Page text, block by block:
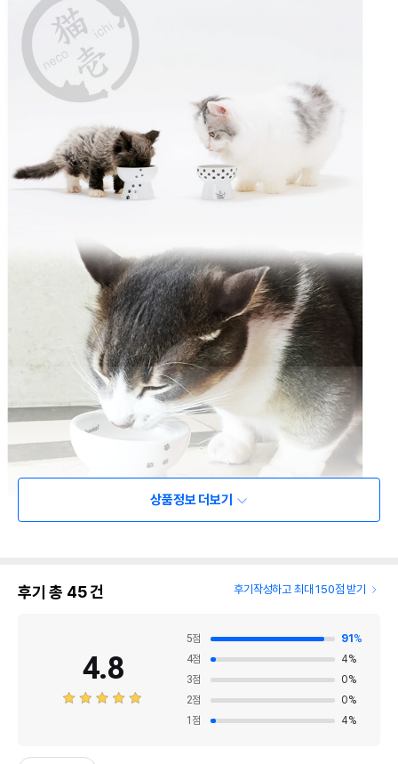
상품정보 더보기
후기 총 45건 후기작성하고 최대 150점 받기
4.8
5점 91 %
4점 4%
3점 0%
2점 0%
1 점 4%